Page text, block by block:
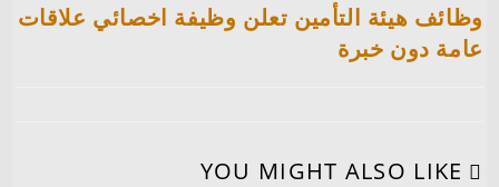
وظائف هيئة التأمين تعلن وظيفة اخصائي علاقات
عامة دون خبرة
YOU MIGHT ALSO LIKE